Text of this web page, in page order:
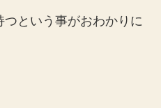
つという事がおわかりに